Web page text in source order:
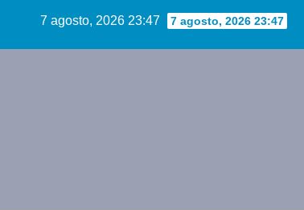
7 agosto, 2026 23:47 7 agosto, 2026 23:47